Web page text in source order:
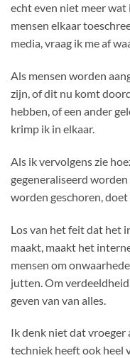
echt even niet meer
mensen elkaar
media, vraag ik me af
Als mensen worden
zijn, of dit nu komt
hebben, of een ander
krimp ik in elkaar.
Als ik vervolgens zie
gegeneraliseerd
worden geschoren,
Los van het feit dat het
maakt, maakt het
mensen om
jutten. Om
geven van van alles.
Ik denk niet dat vroeger
techniek heeft ook heel